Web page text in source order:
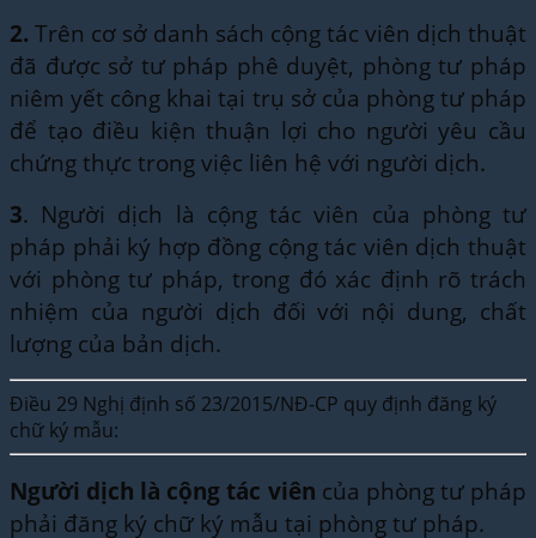
2. Trên cơ sở danh sách cộng tác viên dịch thuật
đã được sở tư pháp phê duyệt, phòng tư pháp
niêm yết công khai tại trụ sở của phòng tư pháp
để tạo điều kiện thuận lợi cho người yêu cầu
chứng thực trong việc liên hệ với người dịch.
3. Người dịch là cộng tác viên của phòng tư
pháp phải ký hợp đồng cộng tác viên dịch thuật
với phòng tư pháp, trong đó xác định rõ trách
nhiệm của người dịch đối với nội dung, chất
lượng của bản dịch.
Điều 29 Nghị định số 23/2015/NĐ-CP quy định đăng ký
chữ ký mẫu:
Người dịch là cộng tác viên của phòng tư pháp
phải đăng ký chữ ký mẫu tại phòng tư pháp.